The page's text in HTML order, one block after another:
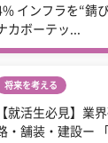
インフラを“錆
カボーテッ...
将来を考える
【就活生必見】業
・舗装・建設ー